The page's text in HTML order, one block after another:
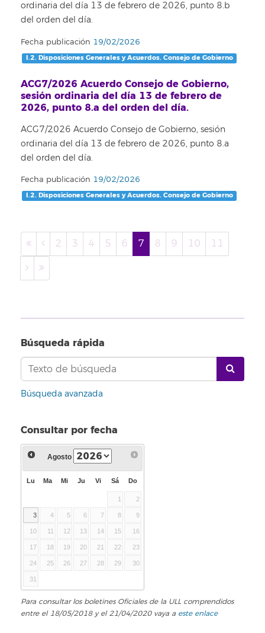
ordinaria del día 13 de febrero de 2026, punto 8.b
del orden del día.
Fecha publicación 19/02/2026
I.2. Disposiciones Generales y Acuerdos. Consejo de Gobierno
ACG7/2026 Acuerdo Consejo de Gobierno,
sesión ordinaria del día 13 de febrero de
2026, punto 8.a del orden del día.
ACG7/2026 Acuerdo Consejo de Gobierno, sesión
ordinaria del día 13 de febrero de 2026, punto 8.a
del orden del día.
Fecha publicación 19/02/2026
I.2. Disposiciones Generales y Acuerdos. Consejo de Gobierno
2 3 4 5 6 7 8 9 10 11
Búsqueda rápida
Búsqueda avanzada
Consultar por fecha
Agosto
Lu Ma Mi Ju Vi Sá Do
1 2
3 4 5 6 7 8 9
10 11 12 13 14 15 16
17 18 19 20 21 22 23
24 25 26 27 28 29 30
31
Para consultar los boletines Oficiales de la ULL comprendidos
entre el 18/05/2018 y el 21/04/2020 vaya a este enlace